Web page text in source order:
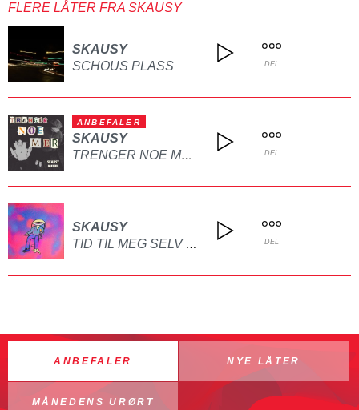
FLERE LÅTER FRA SKAUSY
SKAUSY
SCHOUS PLASS
DEL
ANBEFALER
SKAUSY
TRENGER NOE MER (FEAT. MEISEL) DEL
SKAUSY
TID TIL MEG SELV (FEAT. YLVA) DEL
ANBEFALER NYE LÅTER
MÅNEDENS URØRT